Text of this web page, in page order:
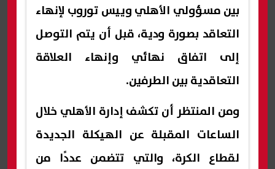
بين مسؤولي الأهلي وييس توروب لإنهاء
التعاقد بصورة ودية، قبل أن يتم التوصل
إلى اتفاق نهائي وإنهاء العلاقة
التعاقدية بين الطرفين.
ومن المنتظر أن تكشف إدارة الأهلي خلال
الساعات المقبلة عن الهيكلة الجديدة
لقطاع الكرة، والتي تتضمن عددًا من